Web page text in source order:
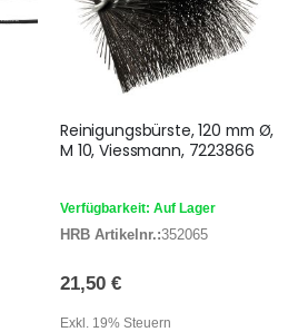
Reinigungsbürste, 120 mm Ø,
M 10, Viessmann, 7223866
Verfügbarkeit: Auf Lager
HRB Artikelnr.:352065
21,50 €
Exkl. 19% Steuern